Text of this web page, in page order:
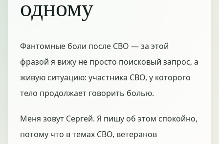
одному
Фантомные боли после СВО — за этой
фразой я вижу не просто поисковый запрос, а
живую ситуацию: участника СВО, у которого
тело продолжает говорить болью.
Меня зовут Сергей. Я пишу об этом спокойно,
потому что в темах СВО, ветеранов